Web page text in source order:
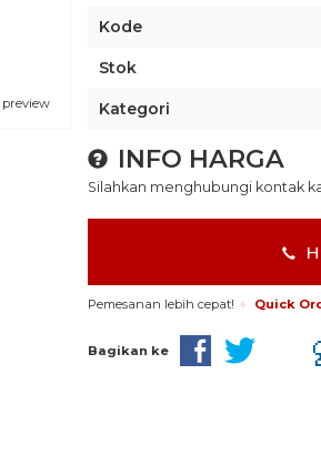
Kode
Stok
Kategori
INFO HARGA
Silahkan menghubungi kontak
Pemesanan lebih cepat! Quick
Bagikan ke